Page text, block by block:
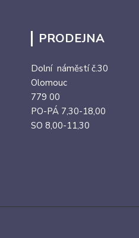
PRODEJNA
Dolní náměstí č.30
Olomouc
779 00
PO-PÁ 7,30-18,00
SO 8,00-11,30